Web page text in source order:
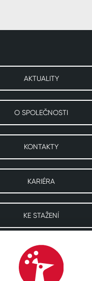
AKTUALITY
O SPOLEČNOSTI
KONTAKTY
KARIÉRA
KE STAŽENÍ
Navštivte naše pobočky
SLOVENSKO POLSKO